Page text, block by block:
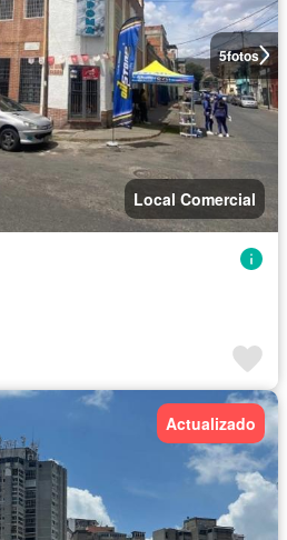
5fotos
Local Comercial
Actualizado